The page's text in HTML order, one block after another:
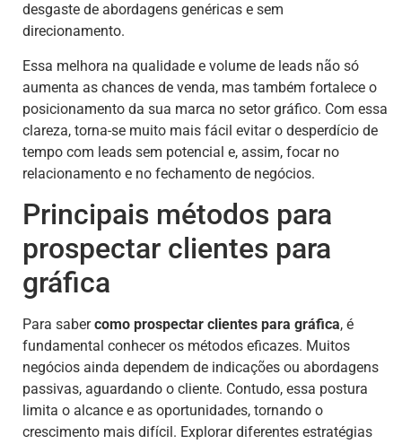
desgaste de abordagens genéricas e sem
direcionamento.
Essa melhora na qualidade e volume de leads não só
aumenta as chances de venda, mas também fortalece o
posicionamento da sua marca no setor gráfico. Com essa
clareza, torna-se muito mais fácil evitar o desperdício de
tempo com leads sem potencial e, assim, focar no
relacionamento e no fechamento de negócios.
Principais métodos para
prospectar clientes para
gráfica
Para sabercomo prospectar clientes para gráfica, é
fundamental conhecer os métodos eficazes. Muitos
negócios ainda dependem de indicações ou abordagens
passivas, aguardando o cliente. Contudo, essa postura
limita o alcance e as oportunidades, tornando o
crescimento mais difícil. Explorar diferentes estratégias